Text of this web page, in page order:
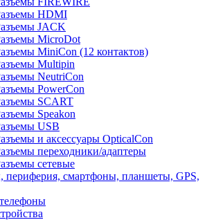
HDMI
JACK
MicroDot
MiniCon (12 контактов)
Multipin
NeutriCon
PowerCon
SCART
Speakon
USB
и аксессуары OpticalCon
переходники/адаптеры
сетевые
периферия, смартфоны, планшеты, GPS,